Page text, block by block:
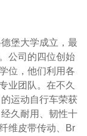
堡大学成立，最
公司的四位创始
位，他们利用各
业团队。在不久
运动自行车荣获
久耐用、韧性十
维皮带传动、Br